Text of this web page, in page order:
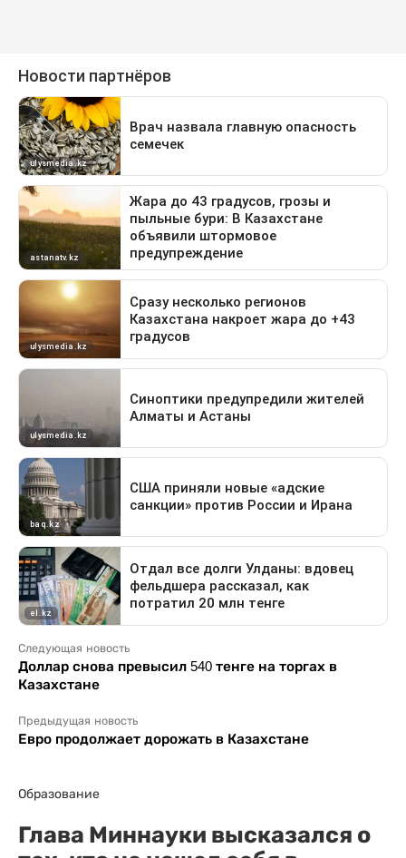
Следующая новость
Доллар снова превысил 540 тенге на торгах в
Казахстане
Предыдущая новость
Евро продолжает дорожать в Казахстане
Образование
Глава Миннауки высказался о